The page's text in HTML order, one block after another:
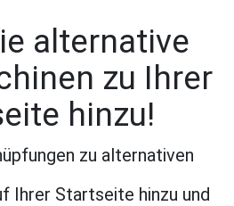
alternative
zu Ihrer
hinzu!
zu alternativen
Ihrer Startseite hinzu und